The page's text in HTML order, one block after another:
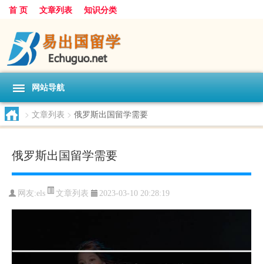
首 页 文章列表 知识分类
网站导航
> 文章列表 > 俄罗斯出国留学需要
俄罗斯出国留学需要
网友:els 文章列表 2023-03-10 20:28:19